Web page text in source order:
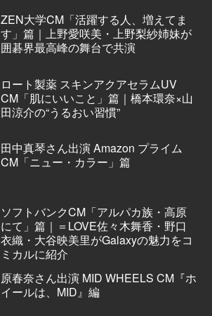
ZEN大学CM「活躍する人、増えてま
す」篇｜上野愛咲美・上野梨紗姉妹が
囲碁界最高峰の舞台で共演
ロート製薬 スキンアクアセラムUV
CM「肌にいいこと」篇｜橋本環奈×山
田涼介の“うるおい習慣”
田中真琴さん出演 Amazon プライム
CM「ニュー・カラー」篇
ソフトバンクCM「アルパカ族・高原
にて」篇｜＝LOVE佐々木舞香・野口
衣織・大谷映美里がGalaxyの魅力をコ
ミカルに紹介
原春奈さん出演 MID WHEELS CM『ホ
イールは、MID』編